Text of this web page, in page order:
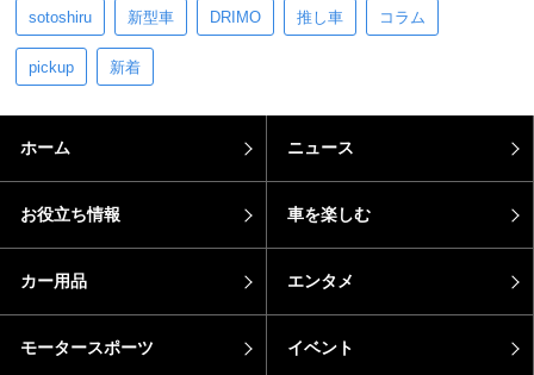
sotoshiru 新型車 DRIMO 推し車 コラム
pickup 新着
ホーム ニュース
お役立ち情報 車を楽しむ
カー用品 エンタメ
モータースポーツ イベント